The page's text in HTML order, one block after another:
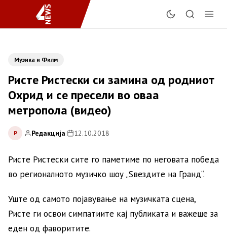
Музика и Филм
Ристе Ристески си замина од родниот
Охрид и се пресели во оваа
метропола (видео)
Р Редакција| 12.10.2018
Ристе Ристески сите го паметиме по неговата победа
во регионалното музичко шоу „Ѕвездите на Гранд“.
Уште од самото појавување на музичката сцена,
Ристе ги освои симпатиите кај публиката и важеше за
еден од фаворитите.